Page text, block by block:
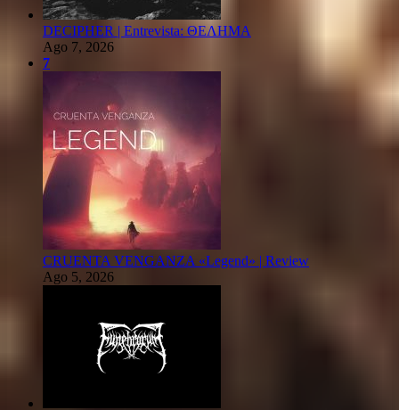
DECIPHER | Entrevista: ΘΕΛΗΜΑ
Ago 7, 2026
7
CRUENTA VENGANZA «Legend» | Review
Ago 5, 2026